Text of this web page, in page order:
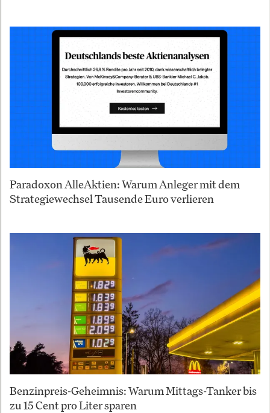
Paradoxon AlleAktien: Warum Anleger mit dem
Strategiewechsel Tausende Euro verlieren
Benzinpreis-Geheimnis: Warum Mittags-Tanker bis
zu 15 Cent pro Liter sparen